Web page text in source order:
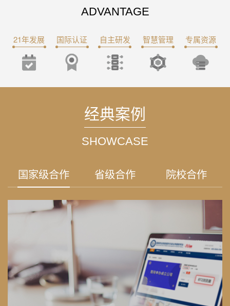
ADVANTAGE
21年发展 国际认证 自主研发 智慧管理 专属资源
经典案例
SHOWCASE
国家级合作 省级合作 院校合作